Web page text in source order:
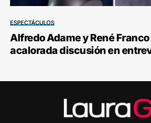
ESPECTÁCULOS
Alfredo Adame y René
acalorada discusión en